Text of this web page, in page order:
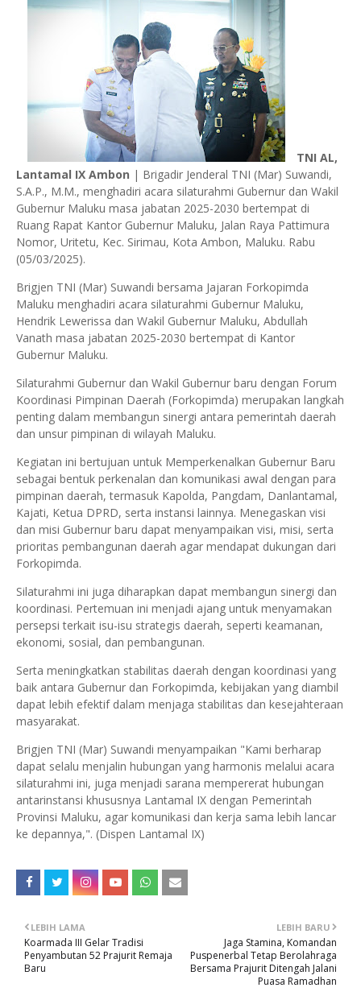
TNI AL,
Lantamal IX Ambon | Brigadir Jenderal TNI (Mar) Suwandi,
S.A.P., M.M., menghadiri acara silaturahmi Gubernur dan Wakil
Gubernur Maluku masa jabatan 2025-2030 bertempat di
Ruang Rapat Kantor Gubernur Maluku, Jalan Raya Pattimura
Nomor, Uritetu, Kec. Sirimau, Kota Ambon, Maluku. Rabu
(05/03/2025).
Brigjen TNI (Mar) Suwandi bersama Jajaran Forkopimda
Maluku menghadiri acara silaturahmi Gubernur Maluku,
Hendrik Lewerissa dan Wakil Gubernur Maluku, Abdullah
Vanath masa jabatan 2025-2030 bertempat di Kantor
Gubernur Maluku.
Silaturahmi Gubernur dan Wakil Gubernur baru dengan Forum
Koordinasi Pimpinan Daerah (Forkopimda) merupakan langkah
penting dalam membangun sinergi antara pemerintah daerah
dan unsur pimpinan di wilayah Maluku.
Kegiatan ini bertujuan untuk Memperkenalkan Gubernur Baru
sebagai bentuk perkenalan dan komunikasi awal dengan para
pimpinan daerah, termasuk Kapolda, Pangdam, Danlantamal,
Kajati, Ketua DPRD, serta instansi lainnya. Menegaskan visi
dan misi Gubernur baru dapat menyampaikan visi, misi, serta
prioritas pembangunan daerah agar mendapat dukungan dari
Forkopimda.
Silaturahmi ini juga diharapkan dapat membangun sinergi dan
koordinasi. Pertemuan ini menjadi ajang untuk menyamakan
persepsi terkait isu-isu strategis daerah, seperti keamanan,
ekonomi, sosial, dan pembangunan.
Serta meningkatkan stabilitas daerah dengan koordinasi yang
baik antara Gubernur dan Forkopimda, kebijakan yang diambil
dapat lebih efektif dalam menjaga stabilitas dan kesejahteraan
masyarakat.
Brigjen TNI (Mar) Suwandi menyampaikan "Kami berharap
dapat selalu menjalin hubungan yang harmonis melalui acara
silaturahmi ini, juga menjadi sarana mempererat hubungan
antarinstansi khususnya Lantamal IX dengan Pemerintah
Provinsi Maluku, agar komunikasi dan kerja sama lebih lancar
ke depannya,". (Dispen Lantamal IX)
LEBIH BARU
Jaga Stamina, Komandan
Puspenerbal Tetap Berolahraga
Bersama Prajurit Ditengah Jalani
Puasa Ramadhan
LEBIH LAMA
Koarmada III Gelar Tradisi
Penyambutan 52 Prajurit Remaja
Baru